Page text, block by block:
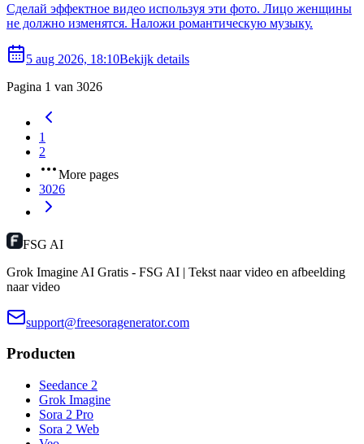
Сделай эффектное видео используя эти фото. Лицо женщины
не должно изменятся. Наложи романтическую музыку.
5 aug 2026, 18:10Bekijk details
Pagina 1 van 3026
1
2
More pages
3026
FSG AI
Grok Imagine AI Gratis - FSG AI | Tekst naar video en afbeelding
naar video
support@freesoragenerator.com
Producten
Seedance 2
Grok Imagine
Sora 2 Pro
Sora 2 Web